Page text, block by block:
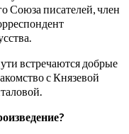
Союза писателей, член
встречаются добрые
с Князевой